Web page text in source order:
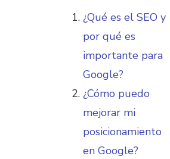
¿Qué es el SEO y
por qué es
importante para
Google?
¿Cómo puedo
mejorar mi
posicionamiento
en Google?